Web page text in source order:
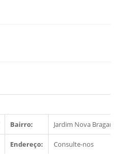
Bairro: Jardim Nova
Endereço: Consulte-nos